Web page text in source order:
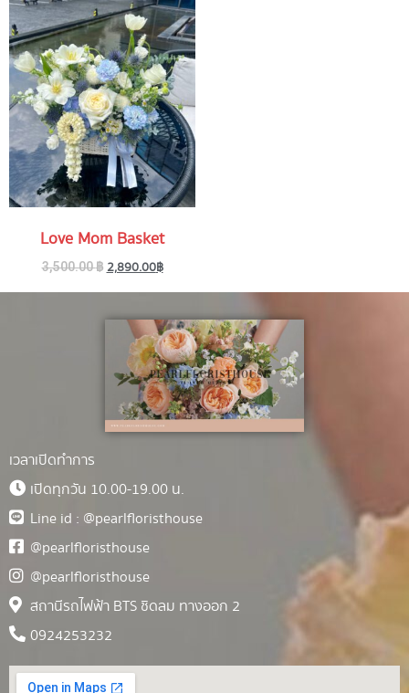
Love Mom Basket
3,500.00฿ 2,890.00฿
เวลาเปิดทำการ
เปิดทุกวัน 10.00-19.00 น.
Line id : @pearlfloristhouse
@pearlfloristhouse
@pearlfloristhouse
สถานีรถไฟฟ้า BTS ชิดลม ทางออก 2
0924253232